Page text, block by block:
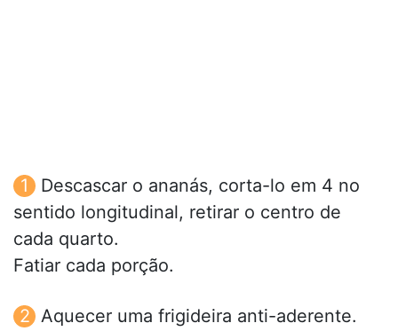
Descascar o ananás, corta-lo em 4 no
sentido longitudinal, retirar o centro de
cada quarto.
Fatiar cada porção.
Aquecer uma frigideira anti-aderente.